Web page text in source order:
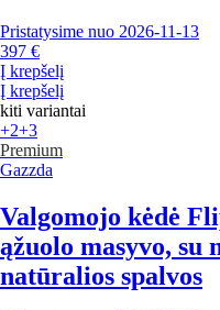
Pristatysime nuo 2026‑11‑13
397 €
Į krepšelį
Į krepšelį
kiti variantai
+2+3
Premium
Gazzda
Valgomojo kėdė
ąžuolo masyvo,
natūralios spalvos